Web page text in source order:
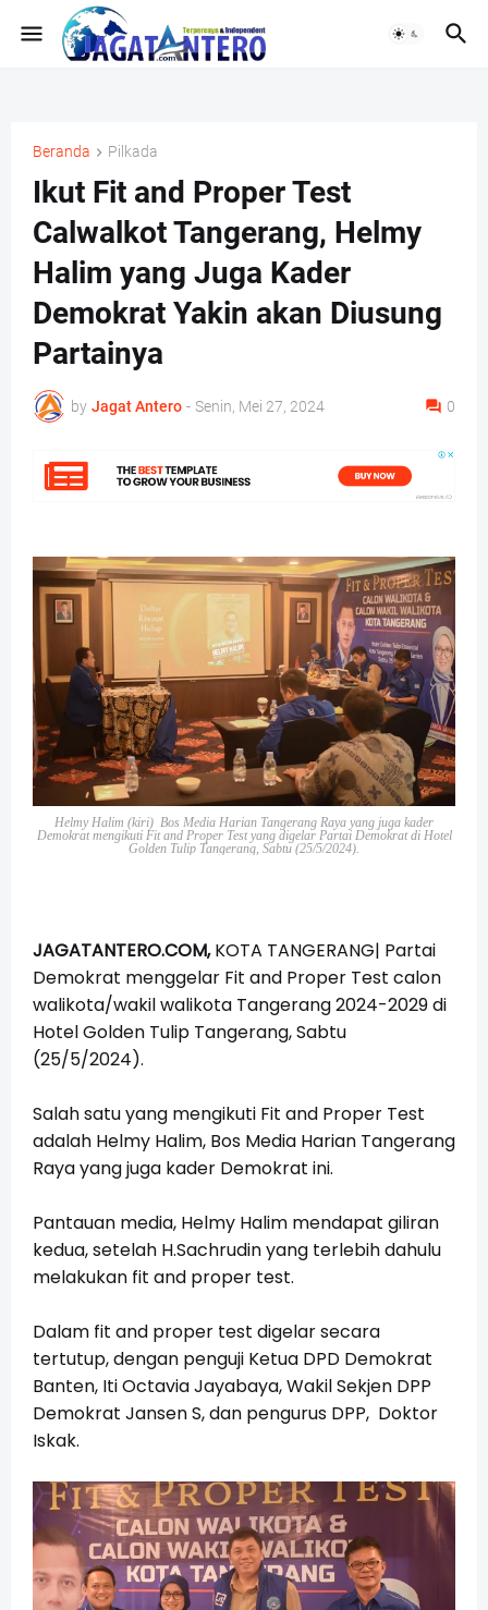
Beranda Pilkada
Ikut Fit and Proper Test
Calwalkot Tangerang, Helmy
Halim yang Juga Kader
Demokrat Yakin akan Diusung
Partainya
by Jagat Antero - Senin, Mei 27, 2024 0
Helmy Halim (kiri) Bos Media Harian Tangerang Raya yang juga kader
Demokratmengikuti Fit and Proper Test yang digelar Partai Demokratdi Hotel
Golden Tulip Tangerang, Sabtu (25/5/2024).
JAGATANTERO.COM,KOTA TANGERANG| Partai
Demokrat menggelar Fit and Proper Test calon
walikota/wakil walikota Tangerang 2024-2029 di
Hotel Golden Tulip Tangerang, Sabtu
(25/5/2024).
Salah satu yang mengikuti Fit and Proper Test
adalah Helmy Halim, Bos Media Harian Tangerang
Raya yang juga kader Demokrat ini.
Pantauan media, Helmy Halim mendapat giliran
kedua, setelah H.Sachrudin yang terlebih dahulu
melakukan fit and proper test.
Dalam fit and proper test digelar secara
tertutup, dengan penguji Ketua DPD Demokrat
Banten, Iti Octavia Jayabaya, Wakil Sekjen DPP
Demokrat Jansen S, dan pengurus DPP, Doktor
Iskak.